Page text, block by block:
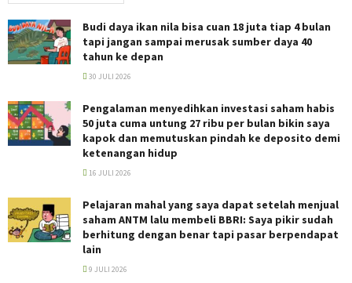
Budi daya ikan nila bisa cuan 18 juta tiap 4 bulan
tapi jangan sampai merusak sumber daya 40
tahun ke depan
30 JULI 2026
Pengalaman menyedihkan investasi saham habis
50 juta cuma untung 27 ribu per bulan bikin saya
kapok dan memutuskan pindah ke deposito demi
ketenangan hidup
16 JULI 2026
Pelajaran mahal yang saya dapat setelah menjual
saham ANTM lalu membeli BBRI: Saya pikir sudah
berhitung dengan benar tapi pasar berpendapat
lain
9 JULI 2026